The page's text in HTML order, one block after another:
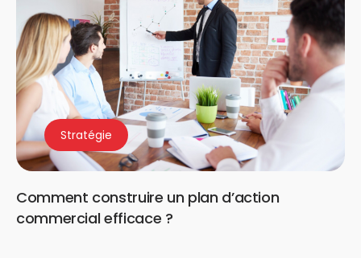
Comment construire un plan d’action
commercial efficace ?
Stratégie